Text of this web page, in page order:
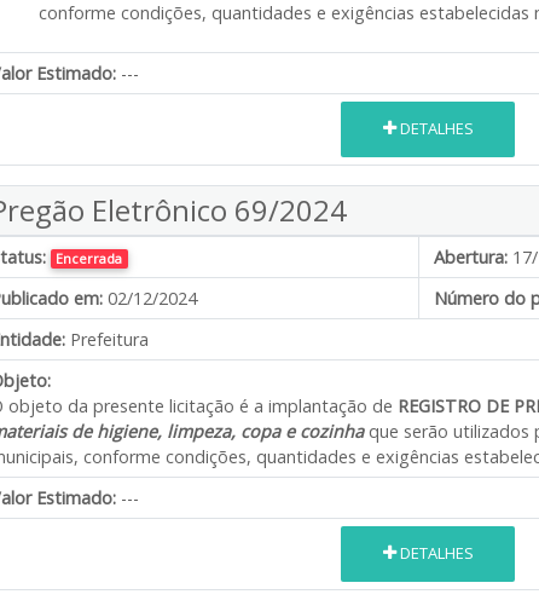
conforme condições, quantidades e exigências estabelecidas
Estimado: ---
DETALHES
Eletrônico 69/2024
Encerrada Abertura:
em: 02/12/2024
Número do
Prefeitura
objeto da presente licitação é a implantação de REGISTRO DE
de higiene, limpeza, copa e cozinha que serão utilizados
conforme condições, quantidades e exigências
Estimado: ---
DETALHES